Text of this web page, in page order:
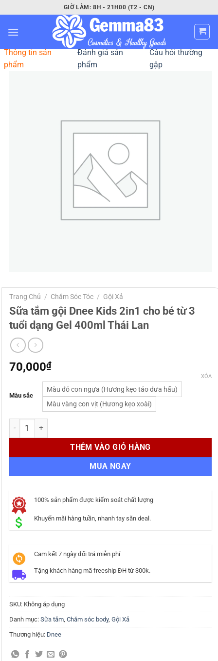
qua
nội
GIỜ LÀM: 8H - 21H00 (T2 - CN)
Trang Chủ / Chăm Sóc Tóc / Gội Xả
Sữa tắm gội Dnee Kids 2in1 cho bé từ 3
tuổi dạng Gel 400ml Thái Lan
70,000₫
Màu sắc
Màu đỏ con ngựa (Hương kẹo táo dưa hấu)
Màu vàng con vịt (Hương kẹo xoài)
XÓA
Sữa tắm gội Dnee Kids 2in1 cho bé từ 3 tuổi dạng Gel 400ml Thái
THÊM VÀO GIỎ HÀNG
MUA NGAY
100% sản phẩm được kiểm soát chất lượng
Khuyến mãi hàng tuần, nhanh tay săn deal.
Cam kết 7 ngày đổi trả miễn phí
Tặng khách hàng mã freeship ĐH từ 300k.
SKU: Không áp dụng
Danh mục: Sữa tắm Chăm sóc body, Gội Xả
Thương hiệu: Dnee
Thông tin sản
phẩm
Đánh giá sản
phẩm
Câu hỏi thường
gặp